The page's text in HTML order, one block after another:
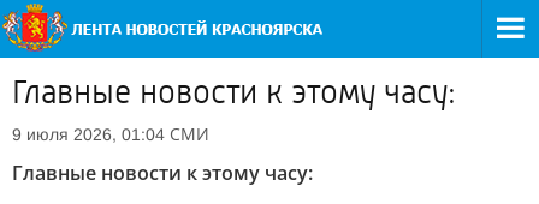
Главные новости к этому часу:
9 июля 2026, 01:04 СМИ
Главные новости к этому часу: